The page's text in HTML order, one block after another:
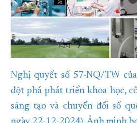
Nghị quyết số 57-NQ/TW
đột phá phát triển khoa học,
sáng tạo và chuyển đổi số